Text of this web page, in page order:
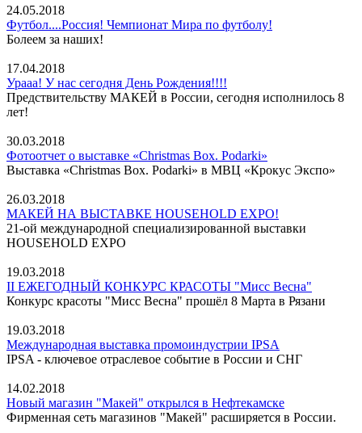
24.05.2018
Футбол....Россия! Чемпионат Мира по футболу!
Болеем за наших!
17.04.2018
Урааа! У нас сегодня День Рождения!!!!
Предствительству МАКЕЙ в России, сегодня исполнилось 8
лет!
30.03.2018
Фотоотчет о выставке «Christmas Box. Podarki»
Выставка «Christmas Box. Podarki» в МВЦ «Крокус Экспо»
26.03.2018
МАКЕЙ НА ВЫСТАВКЕ HOUSEHOLD EXPO!
21-ой международной специализированной выставки
HOUSEHOLD EXPO
19.03.2018
II ЕЖЕГОДНЫЙ КОНКУРС КРАСОТЫ "Мисс Весна"
Конкурс красоты "Мисс Весна" прошёл 8 Марта в Рязани
19.03.2018
Международная выставка промоиндустрии IPSA
IPSA - ключевое отраслевое событие в России и СНГ
14.02.2018
Новый магазин "Макей" открылся в Нефтекамске
Фирменная сеть магазинов "Макей" расширяется в России.